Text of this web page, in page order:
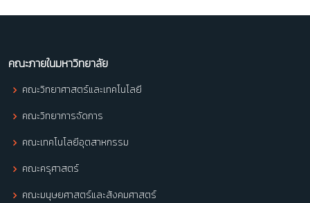
คณะภายในมหาวิทยาลัย
คณะวิทยาศาสตร์และเทคโนโลยี
คณะวิทยาการจัดการ
คณะเทคโนโลยีอุตสาหกรรม
คณะครุศาสตร์
คณะมนุษยศาสตร์และสังคมศาสตร์